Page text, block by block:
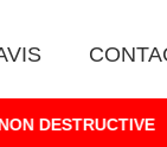
•